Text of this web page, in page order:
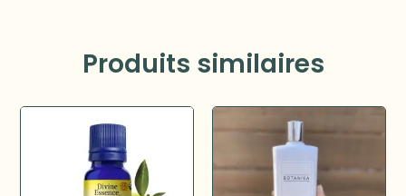
Produits similaires